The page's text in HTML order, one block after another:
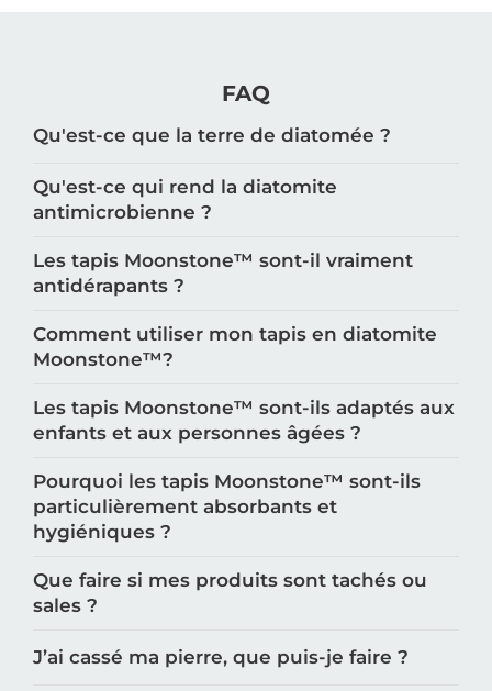
FAQ
Qu'est-ce que la terre de diatomée ?
Qu'est-ce qui rend la diatomite
antimicrobienne ?
Les tapis Moonstone™️ sont-il vraiment
antidérapants ?
Comment utiliser mon tapis en diatomite
Moonstone™️?
Les tapis Moonstone™️ sont-ils adaptés aux
enfants et aux personnes âgées ?
Pourquoi les tapis Moonstone™️ sont-ils
particulièrement absorbants et
hygiéniques ?
Que faire si mes produits sont tachés ou
sales ?
J’ai cassé ma pierre, que puis-je faire ?